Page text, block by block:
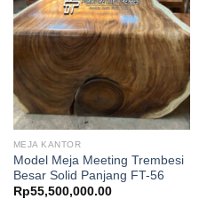
MEJA KANTOR
Model Meja Meeting Trembesi
Besar Solid Panjang FT-56
Rp55,500,000.00